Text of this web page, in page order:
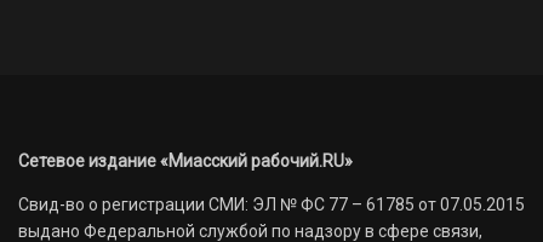
Сетевое издание «Миасский рабочий.RU»
Свид-во о регистрации СМИ: ЭЛ № ФС 77 – 61785 от 07.05.2015
выдано Федеральной службой по надзору в сфере связи,